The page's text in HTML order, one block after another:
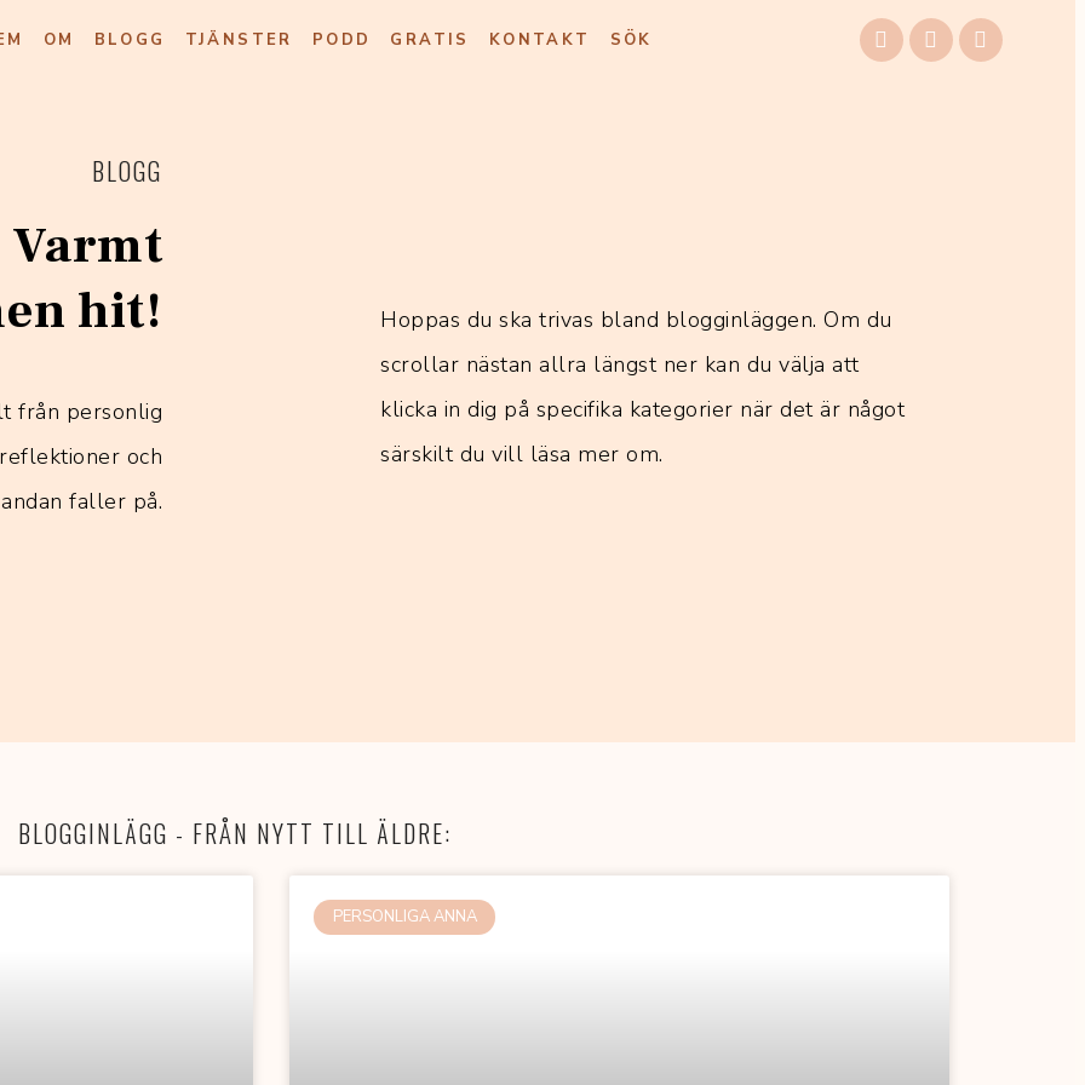
OM BLOGG TJÄNSTER PODD GRATIS KONTAKT SÖK
BLOGG
Varmt
hit!
från personlig
och
faller på.
Hoppas du ska trivas bland blogginläggen. Om du
scrollar nästan allra längst ner kan du välja att
klicka in dig på specifika kategorier när det är något
särskilt du vill läsa mer om.
BLOGGINLÄGG - FRÅN NYTT TILL ÄLDRE:
PERSONLIGA ANNA